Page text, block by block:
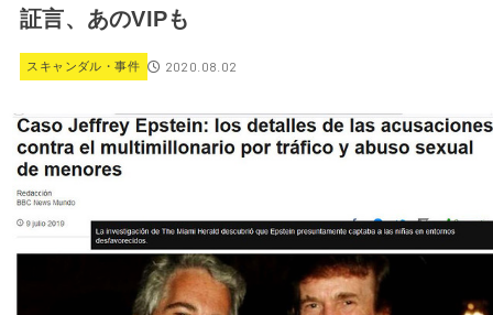
証言、あのVIPも
スキャンダル・事件 2020.08.02